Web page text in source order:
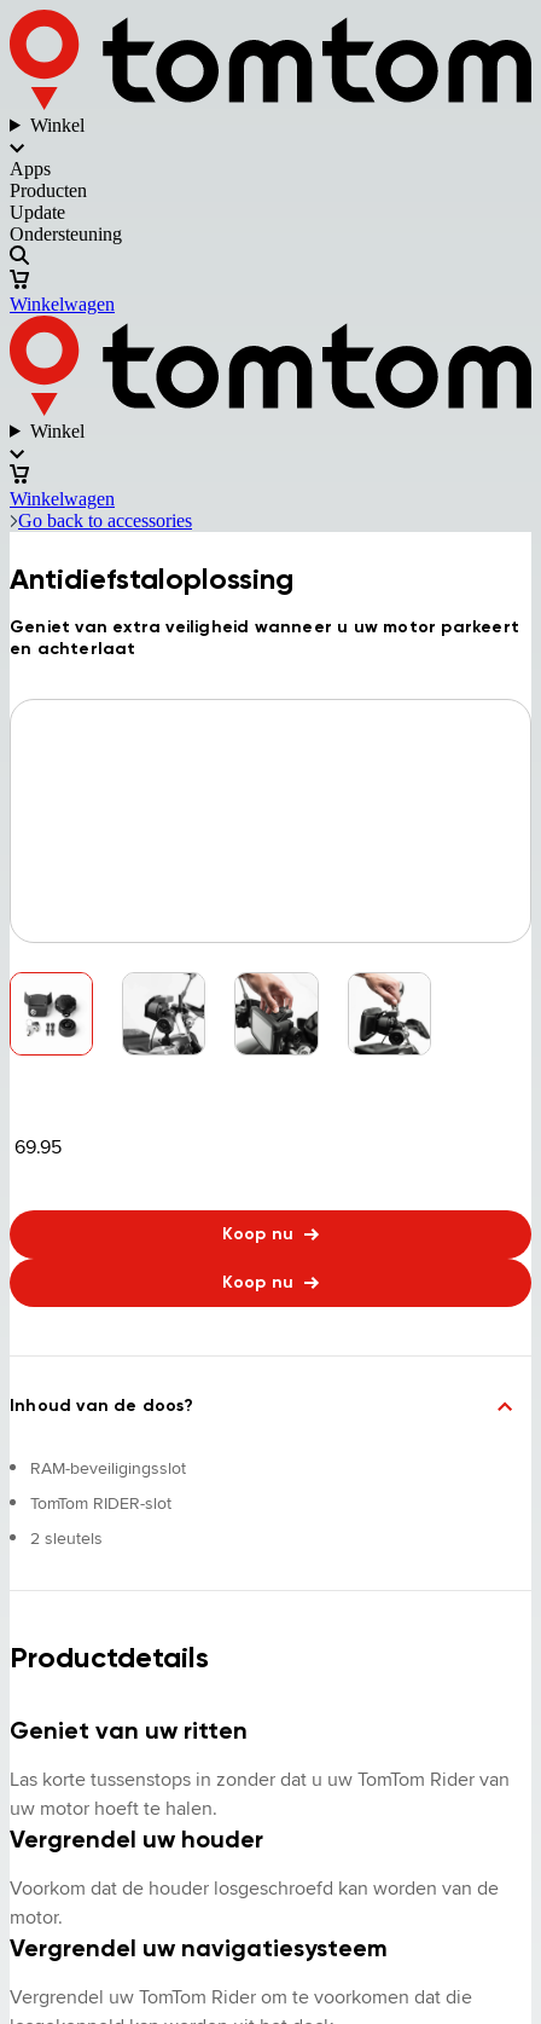
Winkel
Apps
Producten
Update
Ondersteuning
Winkelwagen
Winkel
Winkelwagen
Go back to accessories
Antidiefstaloplossing
Geniet van extra veiligheid wanneer u uw motor parkeert
en achterlaat
69.95
Koop nu
Koop nu
Inhoud van de doos?
RAM-beveiligingsslot
TomTom RIDER-slot
2 sleutels
Productdetails
Geniet van uw ritten
Las korte tussenstops in zonder dat u uw TomTom Rider van
uw motor hoeft te halen.
Vergrendel uw houder
Voorkom dat de houder losgeschroefd kan worden van de
motor.
Vergrendel uw navigatiesysteem
Vergrendel uw TomTom Rider om te voorkomen dat die